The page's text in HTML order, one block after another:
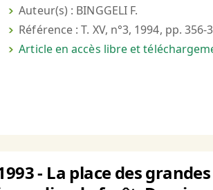
Auteur(s) : BINGGELI F.
Référence : T. XV, n°3, 1994, pp. 356-
Article en accès libre et
- La place des